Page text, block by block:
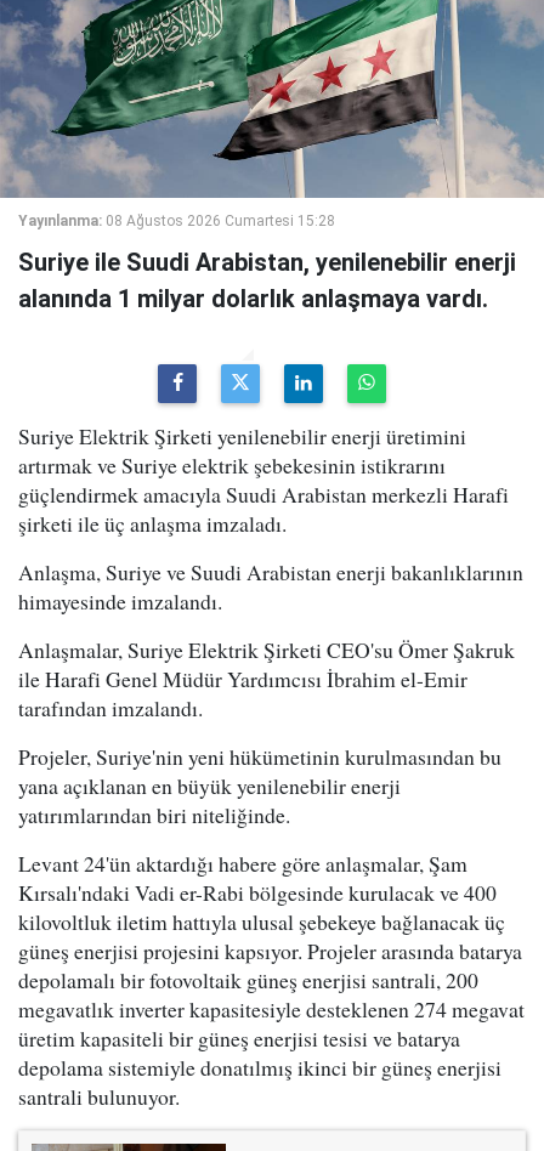
Yayınlanma: 08 Ağustos 2026 Cumartesi 15:28
Suriye ile Suudi Arabistan, yenilenebilir enerji
alanında 1 milyar dolarlık anlaşmaya vardı.
Suriye Elektrik Şirketi yenilenebilir enerji üretimini
artırmak ve Suriye elektrik şebekesinin istikrarını
güçlendirmek amacıyla Suudi Arabistan merkezli Harafi
şirketi ile üç anlaşma imzaladı.
Anlaşma, Suriye ve Suudi Arabistan enerji bakanlıklarının
himayesinde imzalandı.
Anlaşmalar, Suriye Elektrik Şirketi CEO'su Ömer Şakruk
ile Harafi Genel Müdür Yardımcısı İbrahim el-Emir
tarafından imzalandı.
Projeler, Suriye'nin yeni hükümetinin kurulmasından bu
yana açıklanan en büyük yenilenebilir enerji
yatırımlarından biri niteliğinde.
Levant 24'ün aktardığı habere göre anlaşmalar, Şam
Kırsalı'ndaki Vadi er-Rabi bölgesinde kurulacak ve 400
kilovoltluk iletim hattıyla ulusal şebekeye bağlanacak üç
güneş enerjisi projesini kapsıyor. Projeler arasında batarya
depolamalı bir fotovoltaik güneş enerjisi santrali, 200
megavatlık inverter kapasitesiyle desteklenen 274 megavat
üretim kapasiteli bir güneş enerjisi tesisi ve batarya
depolama sistemiyle donatılmış ikinci bir güneş enerjisi
santrali bulunuyor.